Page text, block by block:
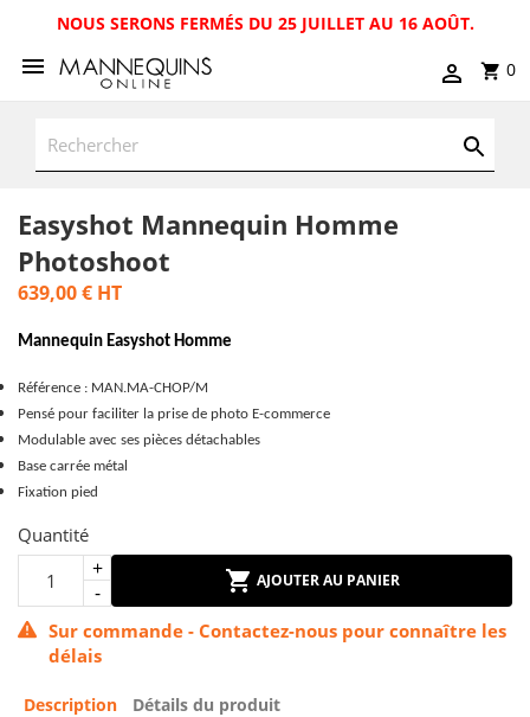
NOUS SERONS FERMÉS DU 25 JUILLET AU 16 AOÛT.
0
Easyshot Mannequin Homme
Photoshoot
639,00 € HT
Mannequin Easyshot Homme
Référence : MAN.MA-CHOP/M
Pensé pour faciliter la prise de photo E-commerce
Modulable avec ses pièces détachables
Base carrée métal
Fixation pied
Quantité
AJOUTER AU PANIER
Sur commande - Contactez-nous pour connaître les
délais
Description Détails du produit